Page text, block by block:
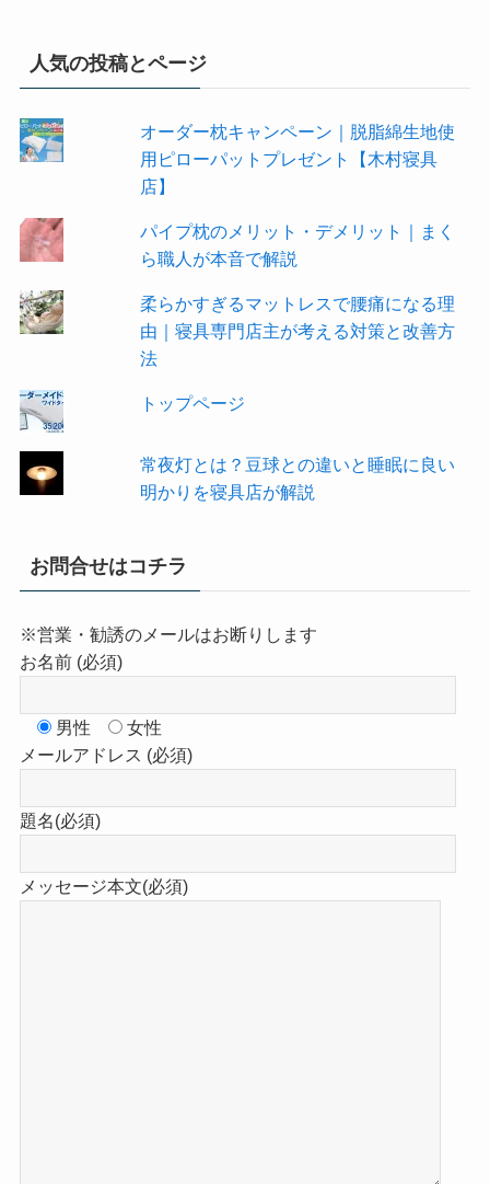
人気の投稿とページ
オーダー枕キャンペーン｜脱脂綿生地使
用ピローパットプレゼント【木村寝具
店】
パイプ枕のメリット・デメリット｜まく
ら職人が本音で解説
柔らかすぎるマットレスで腰痛になる理
由｜寝具専門店主が考える対策と改善方
法
トップページ
常夜灯とは？豆球との違いと睡眠に良い
明かりを寝具店が解説
お問合せはコチラ
※営業・勧誘のメールはお断りします
お名前 (必須)
男性
女性
メールアドレス (必須)
題名(必須)
メッセージ本文(必須)